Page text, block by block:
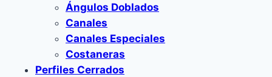
Ángulos Doblados
Canales
Canales Especiales
Costaneras
Perfiles Cerrados